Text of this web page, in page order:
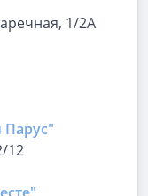
1/2А
Парус"
12